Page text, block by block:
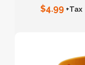
$4.99 +Tax